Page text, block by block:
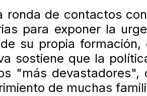
ronda de contactos
para exponer la
su propia formación,
sostiene que la
"más devastadores",
de muchas